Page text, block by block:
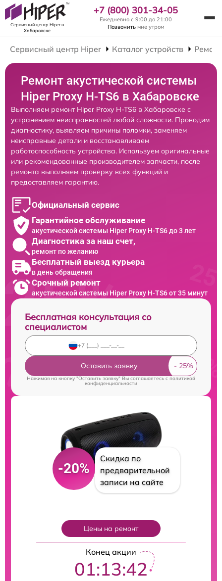
Сервисный центр Hiperв
Хабаровске
+7 (800) 301-34-05
Ежедневно с 9:00 до 21:00
Позвонить мне утром
Сервисный центр Hiper Каталог устройств
Ремонт акустической системы
Hiper Proxy H-TS6 в Хабаровске
Выполняем ремонт Hiper Proxy H-TS6 в Хабаровске с
устранением неисправностей любой сложности. Проводим
диагностику, выявляем причины поломки, заменяем
неисправные детали и восстанавливаем
работоспособность устройства. Используем оригинальные
или рекомендованные производителем запчасти, после
ремонта выполняем проверку всех функций и
предоставляем гарантию.
Официальный сервис
Гарантийное обслуживание
акустической системы Hiper Proxy H-TS6 до 3 лет
Диагностика за наш счет,
ремонт по желанию
Бесплатный выезд курьера
в день обращения
Срочный ремонт
акустической системы Hiper Proxy H-TS6 от 35 минут
Бесплатная консультация со
специалистом
Оставить заявку
Нажимая на кнопку "Оставить заявку" Вы соглашаетесь cполитикой
конфиденциальности
-20%
Скидка по
предварительной
записи на сайте
Цены на ремонт
Конец акции
01:13:41